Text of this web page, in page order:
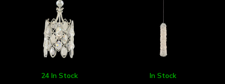
24 In Stock In Stock